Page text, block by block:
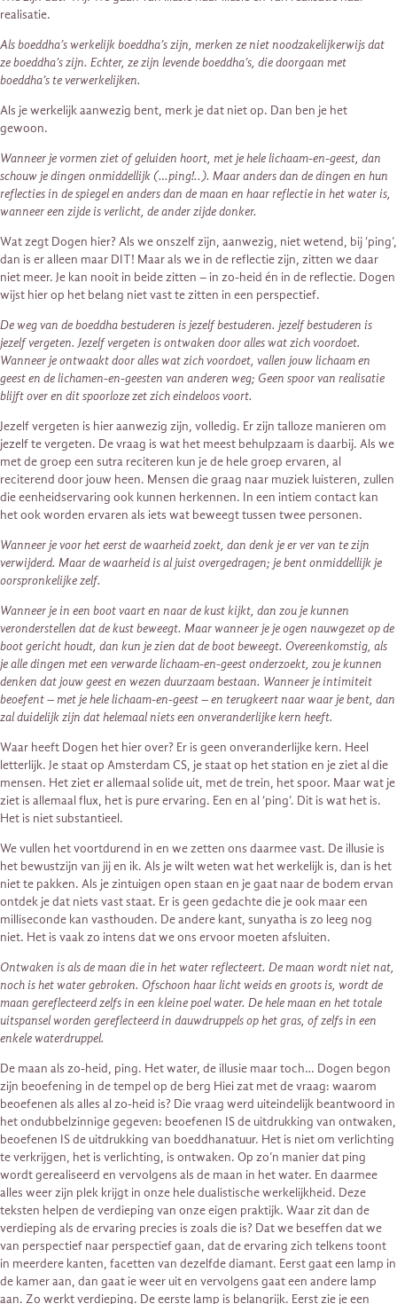
realisatie.
Als boeddha’s werkelijk boeddha’s zijn, merken ze niet noodzakelijkerwijs dat
ze boeddha’s zijn. Echter, ze zijn levende boeddha’s, die doorgaan met
boeddha’s te verwerkelijken.
Als je werkelijk aanwezig bent, merk je dat niet op. Dan ben je het
gewoon.
Wanneer je vormen ziet of geluiden hoort, met je hele lichaam-en-geest, dan
schouw je dingen onmiddellijk (…ping!..). Maar anders dan de dingen en hun
reflecties in de spiegel en anders dan de maan en haar reflectie in het water is,
wanneer een zijde is verlicht, de ander zijde donker.
Wat zegt Dogen hier? Als we onszelf zijn, aanwezig, niet wetend, bij ‘ping’,
dan is er alleen maar DIT! Maar als we in de reflectie zijn, zitten we daar
niet meer. Je kan nooit in beide zitten – in zo-heid én in de reflectie. Dogen
wijst hier op het belang niet vast te zitten in een perspectief.
De weg van de boeddha bestuderen is jezelf bestuderen. jezelf bestuderen is
jezelf vergeten. Jezelf vergeten is ontwaken door alles wat zich voordoet.
Wanneer je ontwaakt door alles wat zich voordoet, vallen jouw lichaam en
geest en de lichamen-en-geesten van anderen weg; Geen spoor van realisatie
blijft over en dit spoorloze zet zich eindeloos voort.
Jezelf vergeten is hier aanwezig zijn, volledig. Er zijn talloze manieren om
jezelf te vergeten. De vraag is wat het meest behulpzaam is daarbij. Als we
met de groep een sutra reciteren kun je de hele groep ervaren, al
reciterend door jouw heen. Mensen die graag naar muziek luisteren, zullen
die eenheidservaring ook kunnen herkennen. In een intiem contact kan
het ook worden ervaren als iets wat beweegt tussen twee personen.
Wanneer je voor het eerst de waarheid zoekt, dan denk je er ver van te zijn
verwijderd. Maar de waarheid is al juist overgedragen; je bent onmiddellijk je
oorspronkelijke zelf.
Wanneer je in een boot vaart en naar de kust kijkt, dan zou je kunnen
veronderstellen dat de kust beweegt. Maar wanneer je je ogen nauwgezet op de
boot gericht houdt, dan kun je zien dat de boot beweegt. Overeenkomstig, als
je alle dingen met een verwarde lichaam-en-geest onderzoekt, zou je kunnen
denken dat jouw geest en wezen duurzaam bestaan. Wanneer je intimiteit
beoefent – met je hele lichaam-en-geest – en terugkeert naar waar je bent, dan
zal duidelijk zijn dat helemaal niets een onveranderlijke kern heeft.
Waar heeft Dogen het hier over? Er is geen onveranderlijke kern. Heel
letterlijk. Je staat op Amsterdam CS, je staat op het station en je ziet al die
mensen. Het ziet er allemaal solide uit, met de trein, het spoor. Maar wat je
ziet is allemaal flux, het is pure ervaring. Een en al ‘ping’. Dit is wat het is.
Het is niet substantieel.
We vullen het voortdurend in en we zetten ons daarmee vast. De illusie is
het bewustzijn van jij en ik. Als je wilt weten wat het werkelijk is, dan is het
niet te pakken. Als je zintuigen open staan en je gaat naar de bodem ervan
ontdek je dat niets vast staat. Er is geen gedachte die je ook maar een
milliseconde kan vasthouden. De andere kant, sunyatha is zo leeg nog
niet. Het is vaak zo intens dat we ons ervoor moeten afsluiten.
Ontwaken is als de maan die in het water reflecteert. De maan wordt niet nat,
noch is het water gebroken. Ofschoon haar licht weids en groots is, wordt de
maan gereflecteerd zelfs in een kleine poel water. De hele maan en het totale
uitspansel worden gereflecteerd in dauwdruppels op het gras, of zelfs in een
enkele waterdruppel.
De maan als zo-heid, ping. Het water, de illusie maar toch… Dogen begon
zijn beoefening in de tempel op de berg Hiei zat met de vraag: waarom
beoefenen als alles al zo-heid is? Die vraag werd uiteindelijk beantwoord in
het ondubbelzinnige gegeven: beoefenen IS de uitdrukking van ontwaken,
beoefenen IS de uitdrukking van boeddhanatuur. Het is niet om verlichting
te verkrijgen, het is verlichting, is ontwaken. Op zo’n manier dat ping
wordt gerealiseerd en vervolgens als de maan in het water. En daarmee
alles weer zijn plek krijgt in onze hele dualistische werkelijkheid. Deze
teksten helpen de verdieping van onze eigen praktijk. Waar zit dan de
verdieping als de ervaring precies is zoals die is? Dat we beseffen dat we
van perspectief naar perspectief gaan, dat de ervaring zich telkens toont
in meerdere kanten, facetten van dezelfde diamant. Eerst gaat een lamp in
de kamer aan, dan gaat ie weer uit en vervolgens gaat een andere lamp
aan. Zo werkt verdieping. De eerste lamp is belangrijk. Eerst zie je een